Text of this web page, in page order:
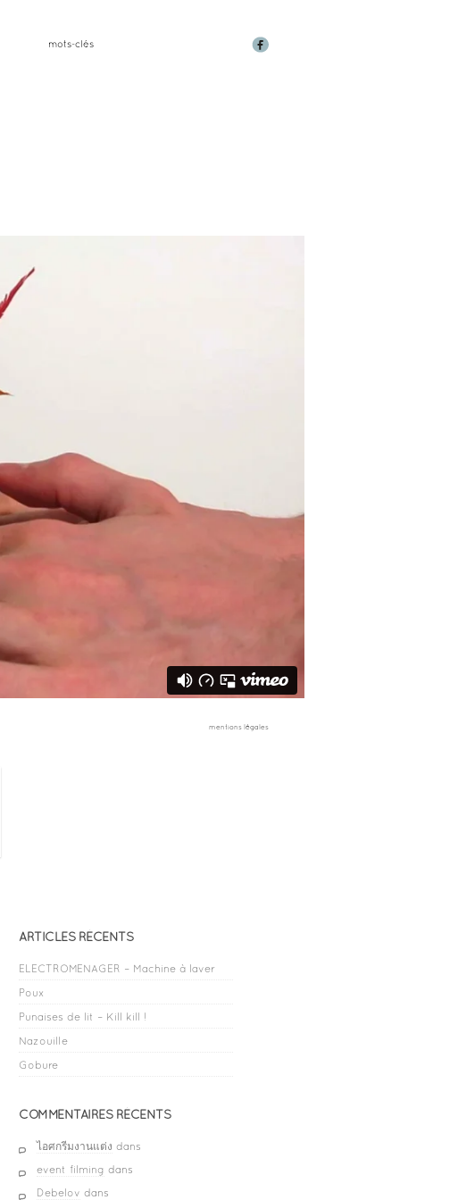
mots-clés
ARTICLES RÉCENTS
ELECTROMENAGER – Machine à laver
Poux
Punaises de lit – Kill kill !
Nazouille
Gobure
COMMENTAIRES RÉCENTS
ไอศกรีมงานแต่ง dans
event filming dans
Debelov dans
mentions légales